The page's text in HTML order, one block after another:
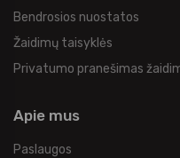
Bendrosios nuostatos
Žaidimų taisyklės
Privatumo pranešimas
Apie mus
Paslaugos